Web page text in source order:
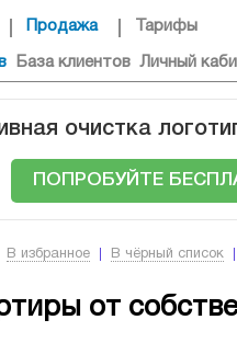
Продажа Тарифы
База клиентов Личный
очистка
ПОПРОБУЙТЕ
В избранное В чёрный список
от